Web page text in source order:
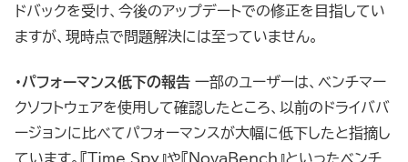
ドバックを受け、今後のアップデートでの修正を目指してい
ますが、現時点で問題解決には至っていません。
・パフォーマンス低下の報告 一部のユーザーは、ベンチマー
クソフトウェアを使用して確認したところ、以前のドライババ
ージョンに比べてパフォーマンスが大幅に低下したと指摘し
ています。『Time Spy』や『NovaBench』といったベンチ